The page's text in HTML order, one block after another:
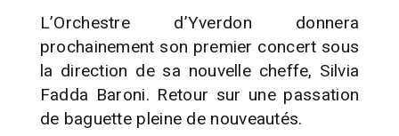
L’Orchestre d’Yverdon donnera
prochainement son premier concert sous
la direction de sa nouvelle cheffe, Silvia
Fadda Baroni. Retour sur une passation
de baguette pleine de nouveautés.